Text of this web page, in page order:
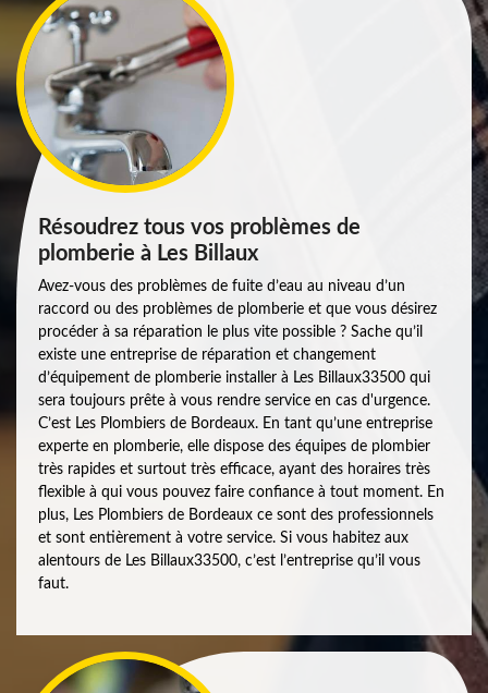
Résoudrez tous vos problèmes de
plomberie à Les Billaux
Avez-vous des problèmes de fuite d’eau au niveau d’un
raccord ou des problèmes de plomberie et que vous désirez
procéder à sa réparation le plus vite possible ? Sache qu’il
existe une entreprise de réparation et changement
d’équipement de plomberie installer à Les Billaux33500 qui
sera toujours prête à vous rendre service en cas d'urgence.
C’est Les Plombiers de Bordeaux. En tant qu’une entreprise
experte en plomberie, elle dispose des équipes de plombier
très rapides et surtout très efficace, ayant des horaires très
flexible à qui vous pouvez faire confiance à tout moment. En
plus, Les Plombiers de Bordeaux ce sont des professionnels
et sont entièrement à votre service. Si vous habitez aux
alentours de Les Billaux33500, c’est l’entreprise qu’il vous
faut.